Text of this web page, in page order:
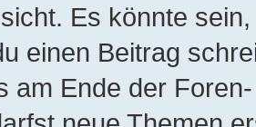
Es könnte
einen Beitrag
am Ende der